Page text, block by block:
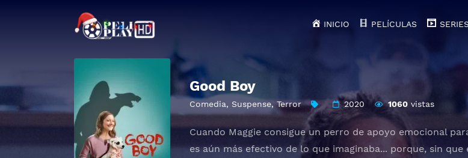
INICIO PELÍCULAS
Good Boy
Comedia, Suspense, Terror 2020 1060vistas
Cuando Maggie consigue un perro de apoyo emocional
es aún más efectivo de lo que imaginaba... porque, sin